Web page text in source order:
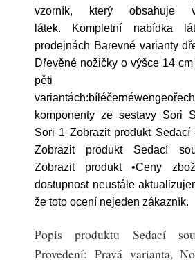
vzorník, který
látek. Kompletní nabídka
prodejnách Barevné varianty
Dřevěné nožičky o výšce 14
pěti
komponenty ze sestavy Sori
Sori 1 Zobrazit produkt Sedací
Zobrazit produkt Sedací
Zobrazit produkt •Ceny
dostupnost neustále
že toto ocení nejeden zákazník.
Popis produktu Sedací
Provedení: Pravá varianta,